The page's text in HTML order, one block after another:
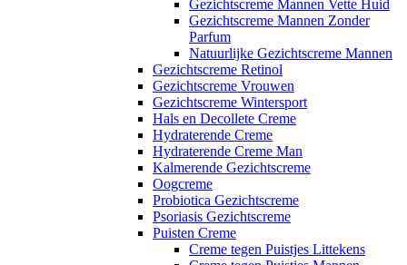
Gezichtscreme Mannen Vette Huid
Gezichtscreme Mannen Zonder
Parfum
Natuurlijke Gezichtscreme Mannen
Gezichtscreme Retinol
Gezichtscreme Vrouwen
Gezichtscreme Wintersport
Hals en Decollete Creme
Hydraterende Creme
Hydraterende Creme Man
Kalmerende Gezichtscreme
Oogcreme
Probiotica Gezichtscreme
Psoriasis Gezichtscreme
Puisten Creme
Creme tegen Puistjes Littekens